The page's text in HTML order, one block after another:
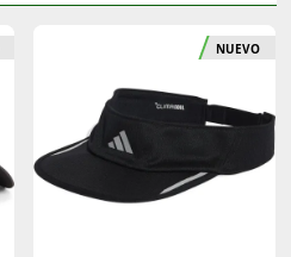
NUEVO